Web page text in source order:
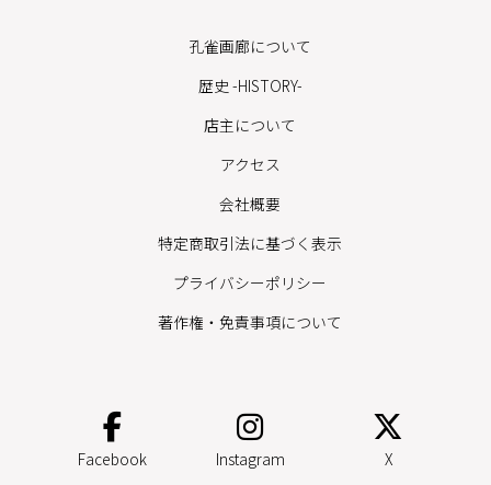
孔雀画廊について
歴史 -HISTORY-
店主について
アクセス
会社概要
特定商取引法に基づく表示
プライバシーポリシー
著作権・免責事項について
Facebook Instagram X